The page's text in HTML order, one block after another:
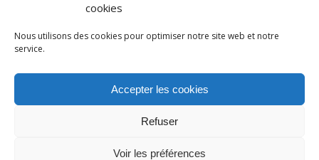
cookies
Nous utilisons des cookies pour optimiser notre site web et notre
service.
Accepter les cookies
Refuser
Voir les préférences
DE QUINGEY
Tous droits réservés © 2023 Commune de Quingey / Création -